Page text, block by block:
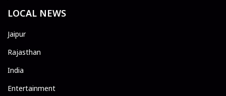
LOCAL NEWS
Jaipur
Rajasthan
India
Entertainment